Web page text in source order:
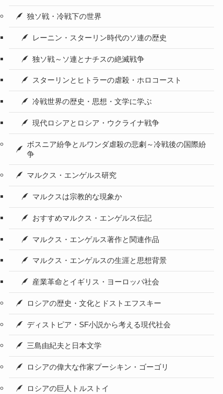
独ソ戦・冷戦下の世界
レーニン・スターリン時代のソ連の歴史
独ソ戦～ソ連とナチスの絶滅戦争
スターリンとヒトラーの虐殺・ホロコースト
冷戦世界の歴史・思想・文学に学ぶ
現代ロシアとロシア・ウクライナ戦争
ボスニア紛争とルワンダ虐殺の悲劇～冷戦後の国際紛
争
マルクス・エンゲルス研究
マルクスは宗教的な現象か
おすすめマルクス・エンゲルス伝記
マルクス・エンゲルス著作と関連作品
マルクス・エンゲルスの生涯と思想背景
産業革命とイギリス・ヨーロッパ社会
ロシアの歴史・文化とドストエフスキー
ディストピア・SF小説から考える現代社会
三島由紀夫と日本文学
ロシアの偉大な作家プーシキン・ゴーゴリ
ロシアの巨人トルストイ